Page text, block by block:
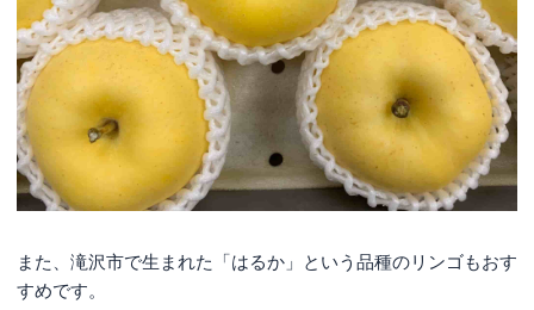
また、滝沢市で生まれた「はるか」という品種のリンゴもおす
すめです。